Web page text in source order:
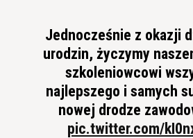
Jednocześnie z okazji
urodzin, życzymy
szkoleniowcowi
najlepszego i samych
nowej drodze
pic.twitter.com/